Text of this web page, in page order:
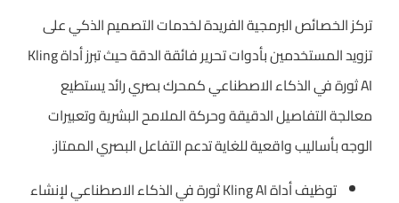
تركز الخصائص البرمجية الفريدة لخدمات التصميم الذكي على
تزويد المستخدمين بأدوات تحرير فائقة الدقة حيث تبرز أداة Kling
AI ثورة في الذكاء الاصطناعي كمحرك بصري رائد يستطيع
معالجة التفاصيل الدقيقة وحركة الملامح البشرية وتعبيرات
الوجه بأساليب واقعية للغاية تدعم التفاعل البصري الممتاز.
توظيف أداة Kling AI ثورة في الذكاء الاصطناعي لإنشاء